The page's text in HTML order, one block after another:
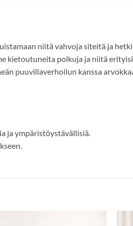
niitä vahvoja siteitä ja
kietoutuneita polkuja ja niitä
puuvillaverhoilun kanssa
ja ympäristöystävällisiä.